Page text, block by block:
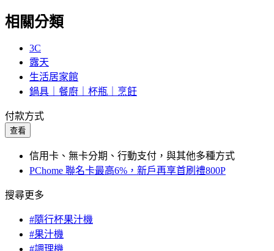
相關分類
3C
露天
生活居家館
鍋具｜餐廚｜杯瓶｜烹飪
付款方式
查看
信用卡、無卡分期、行動支付，與其他多種方式
PChome 聯名卡最高6%，新戶再享首刷禮800P
搜尋更多
#隨行杯果汁機
#果汁機